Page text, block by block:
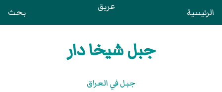
الرئيسية عريق بحث
جبل شيخا دار
جبل في العراق